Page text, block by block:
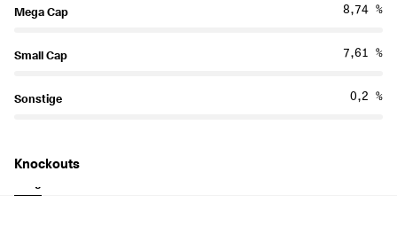
Mega Cap 8,74 %
Small Cap 7,61 %
Sonstige 0,2 %
Knockouts